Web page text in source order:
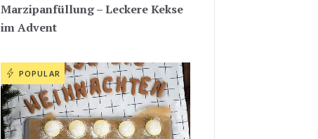
Marzipanfüllung – Leckere Kekse
im Advent
POPULAR